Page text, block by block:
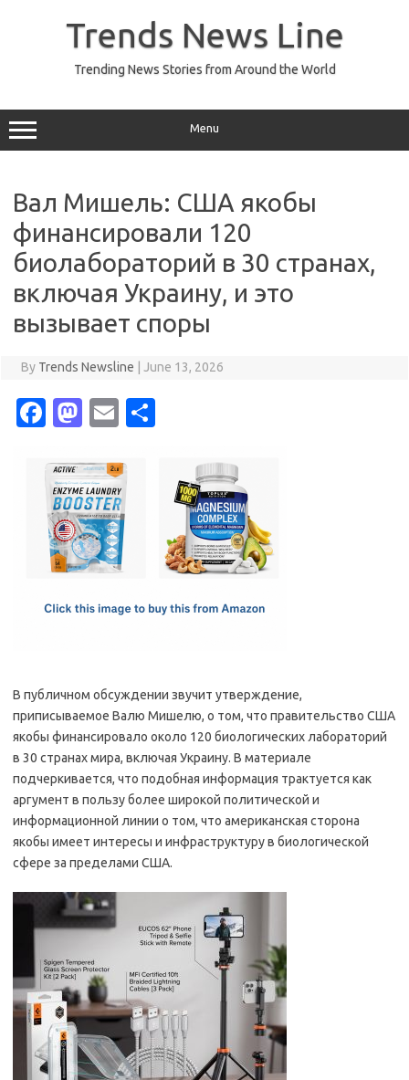
Trends News Line
Trending News Stories from Around the World
Menu
Вал Мишель: США якобы
финансировали 120
биолабораторий в 30 странах,
включая Украину, и это
вызывает споры
By Trends Newsline June 13, 2026
Fa
e
b
o
o
M
t
o
d
o
E
ail
В публичном обсуждении звучит утверждение,
приписываемое Валю Мишелю, о том, что правительство США
якобы финансировало около 120 биологических лабораторий
в 30 странах мира, включая Украину. В материале
подчеркивается, что подобная информация трактуется как
аргумент в пользу более широкой политической и
информационной линии о том, что американская сторона
якобы имеет интересы и инфраструктуру в биологической
сфере за пределами США.